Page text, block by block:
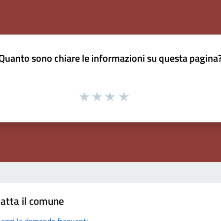
sono chiare le informazioni su questa
il comune